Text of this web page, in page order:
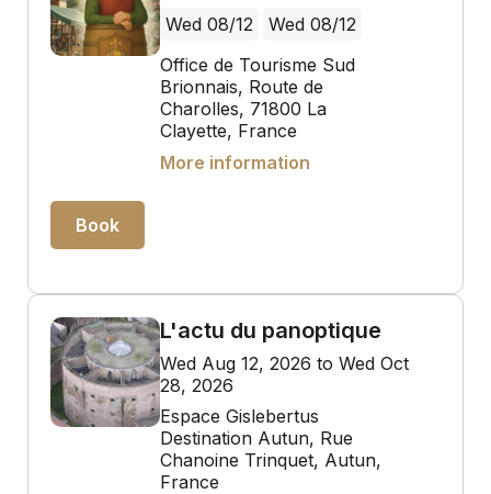
Wed 08/12
Wed 08/12
Office de Tourisme Sud
Brionnais, Route de
Charolles, 71800 La
Clayette, France
More information
Book
L'actu du panoptique
Wed Aug 12, 2026 to Wed Oct
28, 2026
Espace Gislebertus
Destination Autun, Rue
Chanoine Trinquet, Autun,
France